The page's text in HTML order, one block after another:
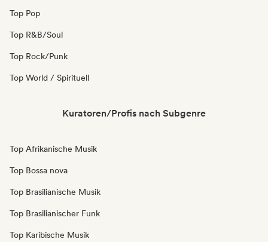
Top Pop
Top R&B/Soul
Top Rock/Punk
Top World / Spirituell
Kuratoren/Profis nach Subgenre
Top Afrikanische Musik
Top Bossa nova
Top Brasilianische Musik
Top Brasilianischer Funk
Top Karibische Musik